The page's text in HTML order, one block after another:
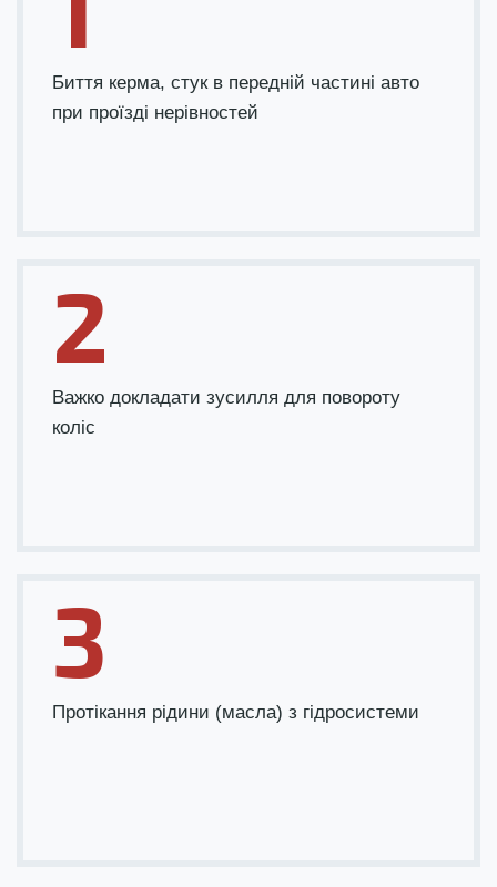
Биття керма, стук в передній частині авто
при проїзді нерівностей
2
Важко докладати зусилля для повороту
коліс
3
Протікання рідини (масла) з гідросистеми